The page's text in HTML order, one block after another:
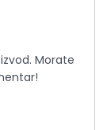
Morate